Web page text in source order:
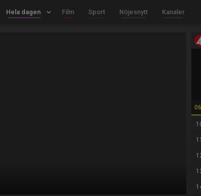
Hela dagen keyboard_arrow_down Film Sport Nöjesnytt Kanaler